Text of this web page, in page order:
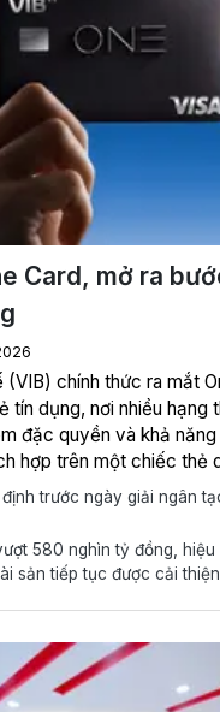
Card, mở ra
(VIB) chính thức ra mắt
tín dụng, nơi nhiều hạng
đặc quyền và khả
hợp trên một chiếc thẻ
trước ngày giải ngân
580 nghìn tỷ đồng,
sản tiếp tục được cải thiện